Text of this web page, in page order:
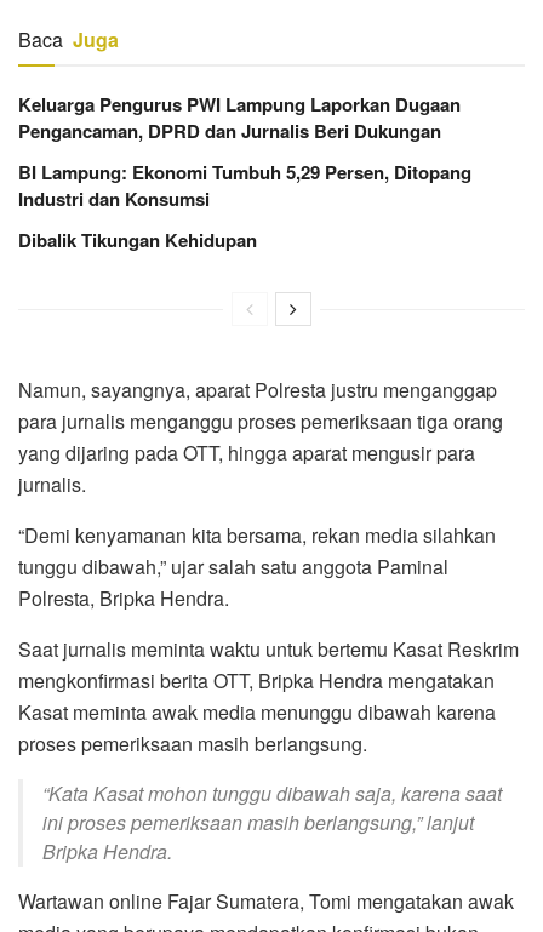
Baca Juga
Keluarga Pengurus PWI Lampung Laporkan Dugaan
Pengancaman, DPRD dan Jurnalis Beri Dukungan
BI Lampung: Ekonomi Tumbuh 5,29 Persen, Ditopang
Industri dan Konsumsi
Dibalik Tikungan Kehidupan
Namun, sayangnya, aparat Polresta justru menganggap
para jurnalis menganggu proses pemeriksaan tiga orang
yang dijaring pada OTT, hingga aparat mengusir para
jurnalis.
“Demi kenyamanan kita bersama, rekan media silahkan
tunggu dibawah,” ujar salah satu anggota Paminal
Polresta, Bripka Hendra.
Saat jurnalis meminta waktu untuk bertemu Kasat Reskrim
mengkonfirmasi berita OTT, Bripka Hendra mengatakan
Kasat meminta awak media menunggu dibawah karena
proses pemeriksaan masih berlangsung.
“Kata Kasat mohon tunggu dibawah saja, karena saat
ini proses pemeriksaan masih berlangsung,” lanjut
Bripka Hendra.
Wartawan online Fajar Sumatera, Tomi mengatakan awak